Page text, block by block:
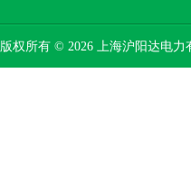
版权所有 © 2026 上海沪阳达电力